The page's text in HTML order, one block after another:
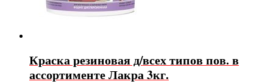
Краска резиновая д/всех типов пов. в
ассортименте Лакра 3кг.